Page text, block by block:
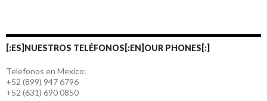
[:ES]NUESTROS TELÉFONOS[:EN]OUR PHONES[:]
Telefonos en Mexico:
+52 (899) 947 6796
+52 (631) 690 0850